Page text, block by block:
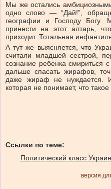
Мы же остались
одно слово — “Дай!”,
географии и Господу Богу.
принести на этот алтарь,
приходит. Тотальная
А тут же выясняется, что
считали младшей сестрой,
сознание ребенка смириться
дальше спасать жирафов,
даже жираф не нуждается.
которая не понимает, что
Ссылки по теме:
Политический класс
версия